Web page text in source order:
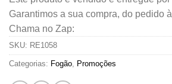
Garantimos a sua compra, do pedido
Chama no Zap:
SKU: RE1058
Categorias: Fogão Promoções